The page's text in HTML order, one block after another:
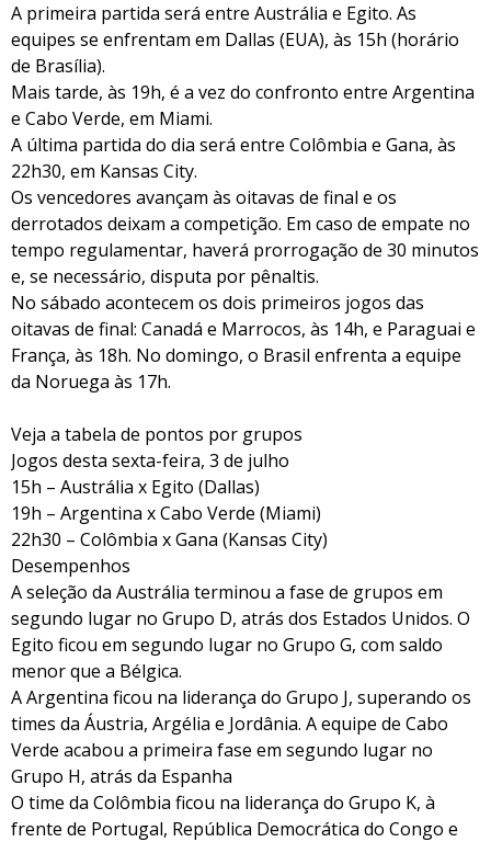
A primeira partida será entre Austrália e Egito. As
equipes se enfrentam em Dallas (EUA), às 15h (horário
de Brasília).
Mais tarde, às 19h, é a vez do confronto entre Argentina
e Cabo Verde, em Miami.
A última partida do dia será entre Colômbia e Gana, às
22h30, em Kansas City.
Os vencedores avançam às oitavas de final e os
derrotados deixam a competição. Em caso de empate no
tempo regulamentar, haverá prorrogação de 30 minutos
e, se necessário, disputa por pênaltis.
No sábado acontecem os dois primeiros jogos das
oitavas de final: Canadá e Marrocos, às 14h, e Paraguai e
França, às 18h. No domingo, o Brasil enfrenta a equipe
da Noruega às 17h.
Veja a tabela de pontos por grupos
Jogos desta sexta-feira, 3 de julho
15h – Austrália x Egito (Dallas)
19h – Argentina x Cabo Verde (Miami)
22h30 – Colômbia x Gana (Kansas City)
Desempenhos
A seleção da Austrália terminou a fase de grupos em
segundo lugar no Grupo D, atrás dos Estados Unidos. O
Egito ficou em segundo lugar no Grupo G, com saldo
menor que a Bélgica.
A Argentina ficou na liderança do Grupo J, superando os
times da Áustria, Argélia e Jordânia. A equipe de Cabo
Verde acabou a primeira fase em segundo lugar no
Grupo H, atrás da Espanha
O time da Colômbia ficou na liderança do Grupo K, à
frente de Portugal, República Democrática do Congo e